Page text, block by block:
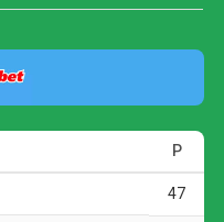
equilíbrio e pela forte
dificuldades
e as chances claras